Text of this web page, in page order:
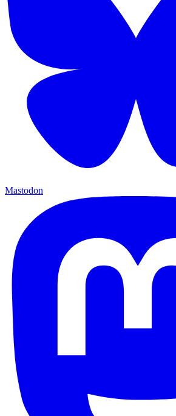
Mastodon